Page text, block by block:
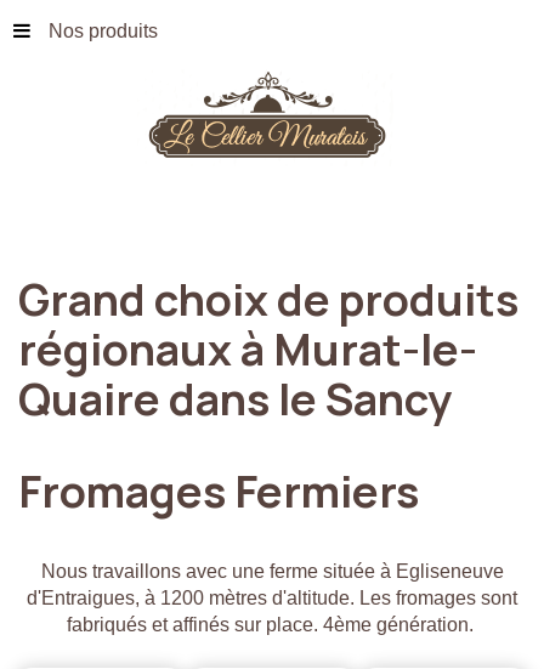
Nos produits
Grand choixde produits
régionauxà Murat-le-
Quairedans leSancy
Fromages Fermiers
Nous travaillons avec une ferme située à Egliseneuve
d'Entraigues, à 1200 mètres d'altitude. Les fromages sont
fabriqués et affinés sur place. 4ème génération.